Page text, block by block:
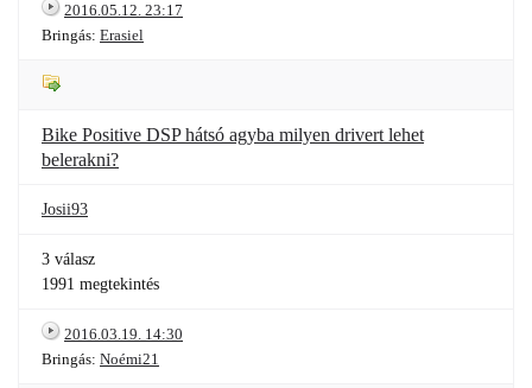
2016.05.12. 23:17
Bringás: Erasiel
Bike Positive DSP hátsó agyba milyen drivert lehet
belerakni?
Josii93
3 válasz
1991 megtekintés
2016.03.19. 14:30
Bringás: Noémi21